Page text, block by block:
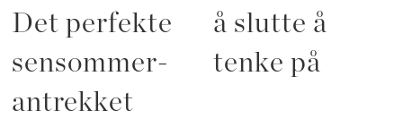
Det perfekte
sensommer-
antrekket
å slutte å
tenke på